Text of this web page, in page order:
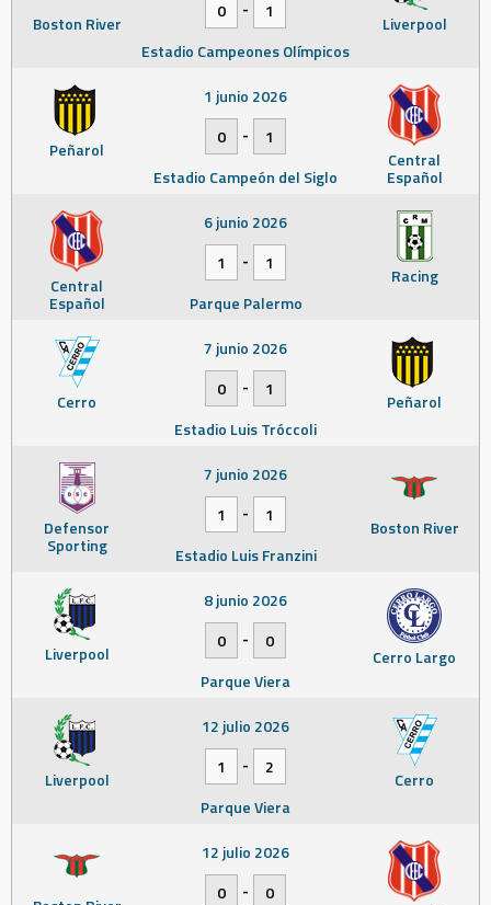
Boston River Liverpool
0 -
1
Estadio Campeones Olímpicos
Peñarol Central
Español
1 junio 2026
0
-
1
Estadio Campeón del Siglo
Central
Español
Racing
6 junio 2026
1
-
1
Parque Palermo
Cerro Peñarol
7 junio 2026
0
-
1
Estadio Luis Tróccoli
Defensor
Sporting
Boston River
7 junio 2026
1
-
1
Estadio Luis Franzini
Liverpool Cerro Largo
8 junio 2026
0
-
0
Parque Viera
Liverpool Cerro
12 julio 2026
1
-
2
Parque Viera
12 julio 2026
0
-
0